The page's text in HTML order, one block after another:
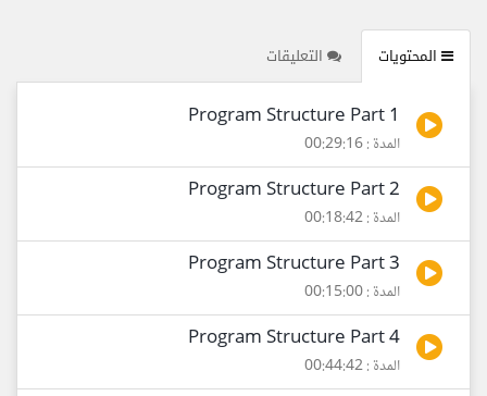
المحتويات التعليقات
Program Structure Part 1
المدة : 00:29:16
Program Structure Part 2
المدة : 00:18:42
Program Structure Part 3
المدة : 00:15:00
Program Structure Part 4
المدة : 00:44:42